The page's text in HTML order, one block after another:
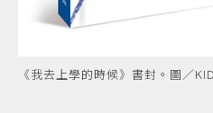
《我去上學的時候》書封。圖／